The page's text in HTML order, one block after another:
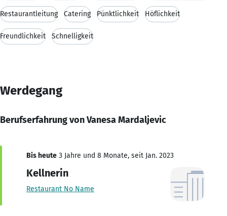
Restaurantleitung Catering Pünktlichkeit Höflichkeit
Freundlichkeit Schnelligkeit
Werdegang
Berufserfahrung von Vanesa Mardaljevic
Bis heute 3 Jahre und 8 Monate, seit Jan. 2023
Kellnerin
Restaurant No Name